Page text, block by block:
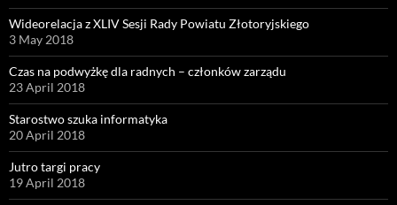
Wideorelacja z XLIV Sesji Rady Powiatu Złotoryjskiego
3 May 2018
Czas na podwyżkę dla radnych – członków zarządu
23 April 2018
Starostwo szuka informatyka
20 April 2018
Jutro targi pracy
19 April 2018